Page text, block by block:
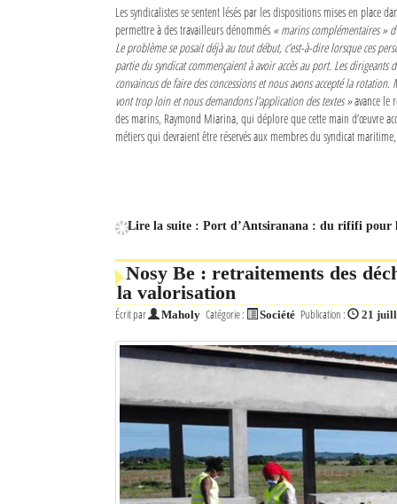
Les syndicalistes se sentent lésés par les dispositions mises en place
permettre à des travailleurs dénommés « marins complémentaires »
Le problème se posait déjà au tout début, c’est-à-dire lorsque ces
partie du syndicat commençaient à avoir accès au port. Les dirigeants
convaincus de faire des concessions et nous avons accepté la rotation.
vont trop loin et nous demandons l’application des textes »avance le
des marins, Raymond Miarina, qui déplore que cette main d’œuvre
métiers qui devraient être réservés aux membres du syndicat
Lire la suite : Port d’Antsiranana : du rififi pour
Nosy Be : retraitements des
la valorisation
Écrit par Maholy Catégorie : Société Publication : 21